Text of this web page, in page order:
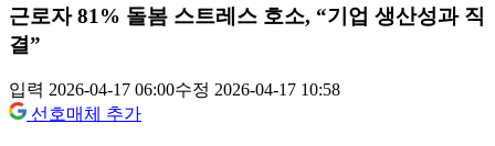
근로자 81% 돌봄 스트레스 호소, “기업 생산성과 직
결”
입력 2026-04-17 06:00수정 2026-04-17 10:58
선호매체 추가